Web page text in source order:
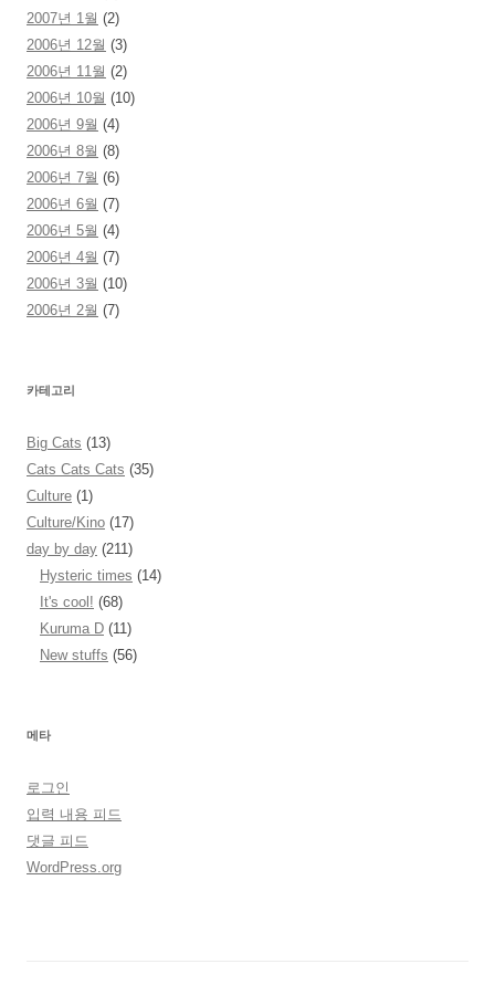
2007년 1월 (2)
2006년 12월 (3)
2006년 11월 (2)
2006년 10월 (10)
2006년 9월 (4)
2006년 8월 (8)
2006년 7월 (6)
2006년 6월 (7)
2006년 5월 (4)
2006년 4월 (7)
2006년 3월 (10)
2006년 2월 (7)
카테고리
Big Cats (13)
Cats Cats Cats (35)
Culture (1)
Culture/Kino (17)
day by day (211)
Hysteric times (14)
It's cool! (68)
Kuruma D (11)
New stuffs (56)
메타
로그인
입력 내용 피드
댓글 피드
WordPress.org